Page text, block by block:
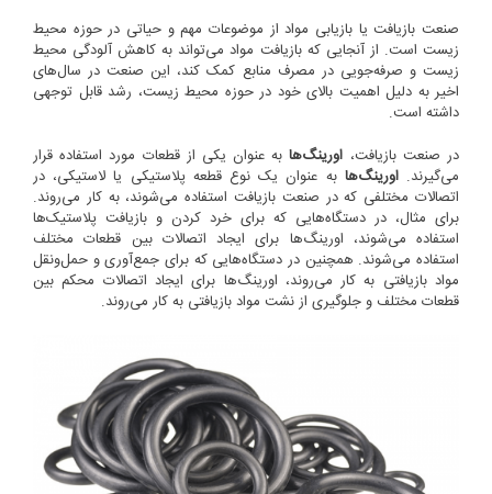
صنعت بازیافت یا بازیابی مواد از موضوعات مهم و حیاتی در حوزه محیط
زیست است. از آنجایی که بازیافت مواد می‌تواند به کاهش آلودگی محیط
زیست و صرفه‌جویی در مصرف منابع کمک کند، این صنعت در سال‌های
اخیر به دلیل اهمیت بالای خود در حوزه محیط زیست، رشد قابل توجهی
داشته است.
در صنعت بازیافت، اورینگ‌هابه عنوان یکی از قطعات مورد استفاده قرار
می‌گیرند. اورینگ‌ها به عنوان یک نوع قطعه پلاستیکی یا لاستیکی، در
اتصالات مختلفی که در صنعت بازیافت استفاده می‌شوند، به کار می‌روند.
برای مثال، در دستگاه‌هایی که برای خرد کردن و بازیافت پلاستیک‌ها
استفاده می‌شوند، اورینگ‌ها برای ایجاد اتصالات بین قطعات مختلف
استفاده می‌شوند. همچنین در دستگاه‌هایی که برای جمع‌آوری و حمل‌ونقل
مواد بازیافتی به کار می‌روند، اورینگ‌ها برای ایجاد اتصالات محکم بین
قطعات مختلف و جلوگیری از نشت مواد بازیافتی به کار می‌روند.